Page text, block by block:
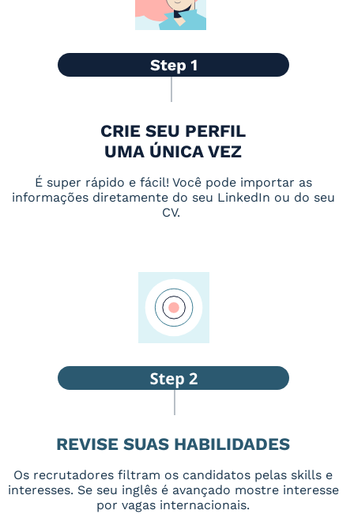
CRIE SEU PERFIL
UMA ÚNICA VEZ
É super rápido e fácil! Você pode importar as
informações diretamente do seu LinkedIn ou do seu
CV.
REVISE SUAS HABILIDADES
Os recrutadores filtram os candidatos pelas skills e
interesses. Se seu inglês é avançado mostre interesse
por vagas internacionais.